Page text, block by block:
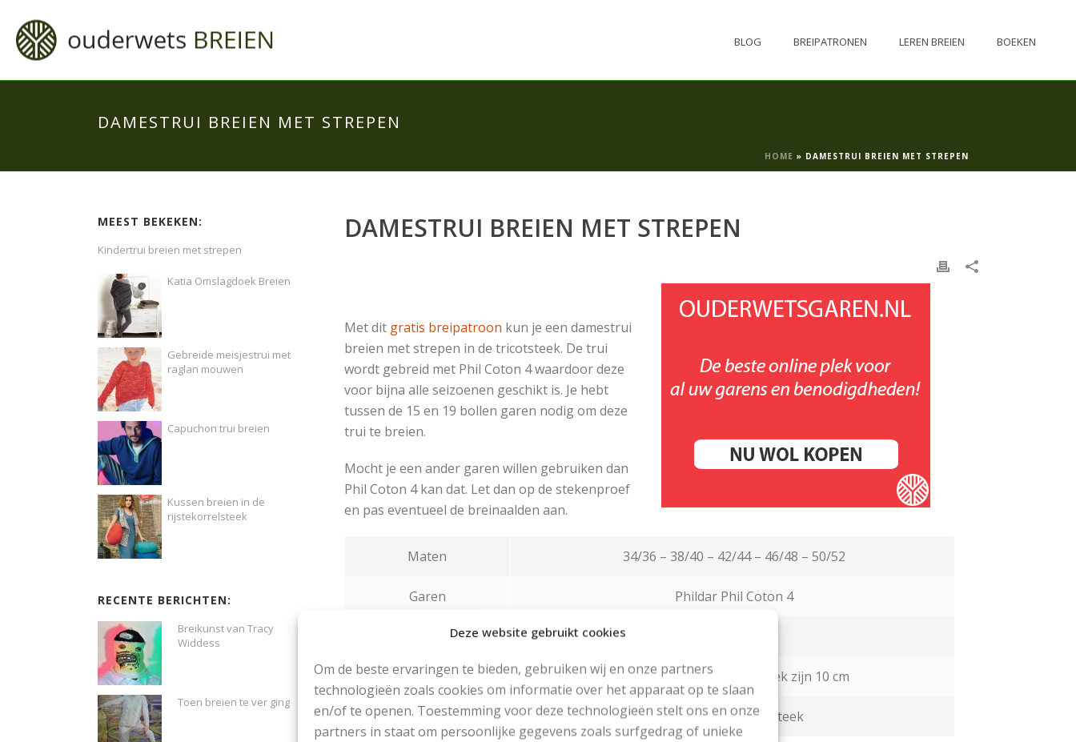
Deze website gebruikt cookies
Om de beste ervaringen te bieden, gebruiken wij en onze partners
technologieën zoals cookies om informatie over het apparaat op te slaan
en/of te openen. Toestemming voor deze technologieën stelt ons en onze
partners in staat om persoonlijke gegevens zoals surfgedrag of unieke
BLOG BREIPATRONEN LEREN BREIEN BOEKEN
DAMESTRUI BREIEN MET STREPEN
HOME » DAMESTRUI BREIEN MET STREPEN
DAMESTRUI BREIEN MET STREPEN
Met dit gratis breipatroon kun je een damestrui
breien met strepen in de tricotsteek. De trui
wordt gebreid met Phil Coton 4 waardoor deze
voor bijna alle seizoenen geschikt is. Je hebt
tussen de 15 en 19 bollen garen nodig om deze
trui te breien.
Mocht je een ander garen willen gebruiken dan
Phil Coton 4 kan dat. Let dan op de stekenproef
en pas eventueel de breinaalden aan.
Maten 34/36 – 38/40 – 42/44 – 46/48 – 50/52
Garen Phildar Phil Coton 4
Breinaalden
Stekenproef 20 st en 28 nld in tricotsteek zijn 10 cm
Steken tricotsteek; boordsteek
MEEST BEKEKEN:
Kindertrui breien met strepen
Katia Omslagdoek Breien
Gebreide meisjestrui met
raglan mouwen
Capuchon trui breien
Kussen breien in de
rijstekorrelsteek
RECENTE BERICHTEN:
Breikunst van Tracy
Widdess
Toen breien te ver ging